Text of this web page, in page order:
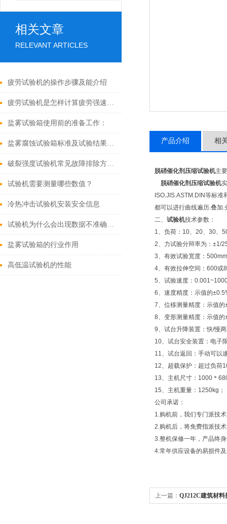
相关文章
RELEVANT ARTICLES
疲劳试验机的操作步骤及能介绍
疲劳试验机是怎样计算疲劳强速的呢
盐雾试验箱使用前的准备工作：
盐雾腐蚀试验箱标准及试验结果如何判定
破裂强度试验机常见故障排除方法：
试验机需要测量哪些数值？
冷热冲击试验机安装安全信息
试验机为什么会出现数据不准确的问题
盐雾试验箱的行业作用
高低温试验机的性能
产品介绍 相
脱硝催化剂压缩试验机主
脱硝催化剂压缩试验机
ISO.JIS.ASTM.DIN等标
都可以进行曲线遍历.叠加
二、 试验机技术参数：
1、负荷：10、20、30、
2、力试验分辩率为：±1/
3、有效试验宽度：
4、有效拉伸空间：600或
5、试验速度：
6、速度精度：示值的
7、位移测量精度：示值
8、变形测量精度：示值
9、试台升降装置：快/慢
10、试台安全装置：电子
11、试台返回：手动可以
12、超载保护：超过负荷
13、主机尺寸：1000＊
15、主机重量：1250kg；
公司承诺：
1.购机前，我们专门派技
2.购机后，将免费指派技
3.整机保修一年，产品终
4.常年供应设备的易损件
上一篇： QJ212C建筑材